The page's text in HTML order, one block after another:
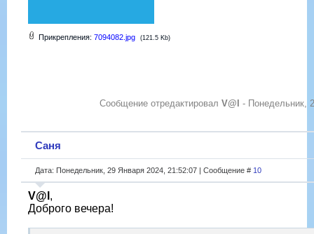
Прикрепления: 7094082.jpg (121.5 Kb)
Сообщение отредактировал V@l - Понедельник,
Саня
Дата: Понедельник, 29 Января 2024, 21:52:07 | Сообщение # 10
V@l ,
Доброго вечера!